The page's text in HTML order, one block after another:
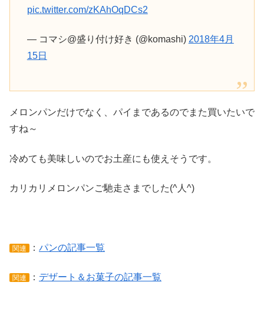
pic.twitter.com/zKAhOqDCs2
— コマシ@盛り付け好き (@komashi) 2018年4月
15日
メロンパンだけでなく、パイまであるのでまた買いたいで
すね～
冷めても美味しいのでお土産にも使えそうです。
カリカリメロンパンご馳走さまでした(^人^)
関連 ： パンの記事一覧
関連 ： デザート＆お菓子の記事一覧